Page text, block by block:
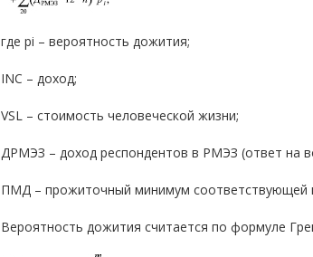
где pi – вероятность дожития;
INC – доход;
VSL – стоимость человеческой жизни;
ДРМЭЗ – доход респондентов в РМЭЗ (ответ на
ПМД – прожиточный минимум соответствующей
Вероятность дожития считается по формуле